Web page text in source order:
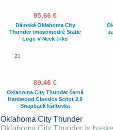
95,66 €
Dámské Oklahoma City
Thunder tmavomodré Static
Logo V-Neck triko
21
89,46 €
Oklahoma City Thunder černá
Hardwood Classics Script 2.0
Snapback kšiltovka
Oklahoma City Thunder
Oklahoma City Thunder je